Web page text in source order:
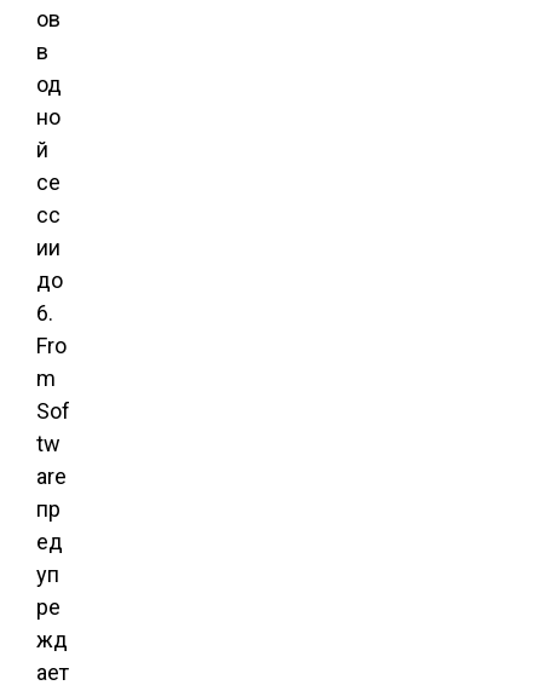
ов
в
од
но
й
се
сс
ии
до
6.
Fro
m
Sof
tw
are
пр
ед
уп
ре
жд
ает